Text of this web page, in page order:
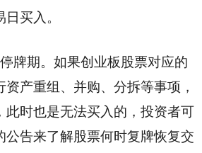
买入。
牌期。如果创业板股票对应的
资产重组、并购、分拆等事项，
此时也是无法买入的，投资者可
公告来了解股票何时复牌恢复交